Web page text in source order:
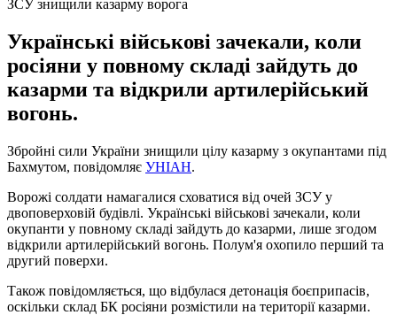
ЗСУ знищили казарму ворога
Українські військові зачекали, коли
росіяни у повному складі зайдуть до
казарми та відкрили артилерійський
вогонь.
Збройні сили України знищили цілу казарму з окупантами під
Бахмутом, повідомляє УНІАН.
Ворожі солдати намагалися сховатися від очей ЗСУ у
двоповерховій будівлі. Українські військові зачекали, коли
окупанти у повному складі зайдуть до казарми, лише згодом
відкрили артилерійський вогонь. Полум'я охопило перший та
другий поверхи.
Також повідомляється, що відбулася детонація боєприпасів,
оскільки склад БК росіяни розмістили на території казарми.